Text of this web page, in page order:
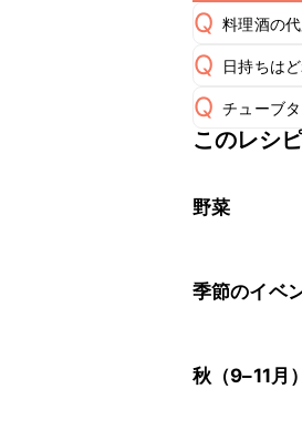
Q 料理酒の
A
Q 日持ちは
A
こちらの
Q チューブ
チューブ
このレシ
野菜
季節のイベ
秋（9–11月）